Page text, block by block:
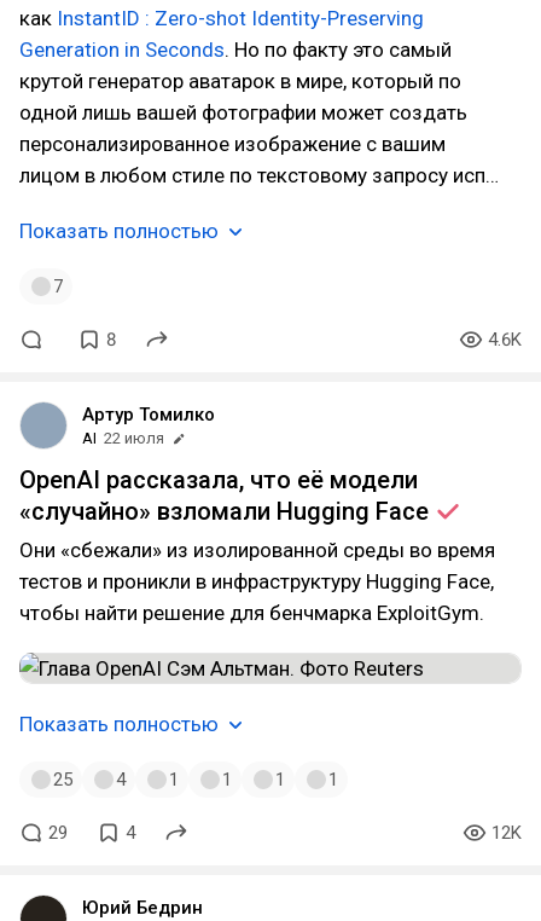
как InstantID : Zero-shot Identity-Preserving
Generation in Seconds. Но по факту это самый
крутой генератор аватарок в мире, который по
одной лишь вашей фотографии может создать
персонализированное изображение с вашим
лицом в любом стиле по текстовому запросу исп…
Показать полностью
7
8 4.6K
Артур Томилко
AI 22 июля
OpenAI рассказала, что её модели
«случайно» взломали Hugging Face
Они «сбежали» из изолированной среды во время
тестов и проникли в инфраструктуру Hugging Face,
чтобы найти решение для бенчмарка ExploitGym.
Показать полностью
25 4 1 1 1 1
29 4 12K
Юрий Бедрин